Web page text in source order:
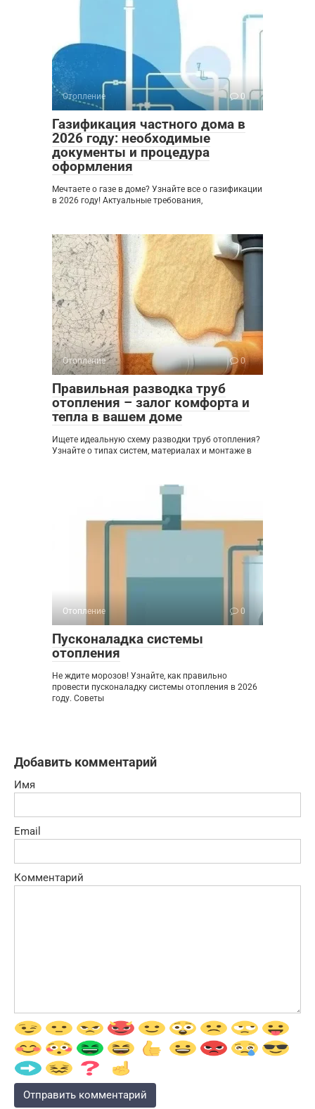
Отопление 0
Газификация частного дома в
2026 году: необходимые
документы и процедура
оформления
Мечтаете о газе в доме? Узнайте все о газификации
в 2026 году! Актуальные требования,
Отопление 0
Правильная разводка труб
отопления – залог комфорта и
тепла в вашем доме
Ищете идеальную схему разводки труб отопления?
Узнайте о типах систем, материалах и монтаже в
Отопление 0
Пусконаладка системы
отопления
Не ждите морозов! Узнайте, как правильно
провести пусконаладку системы отопления в 2026
году. Советы
Добавить комментарий
Имя
Email
Комментарий